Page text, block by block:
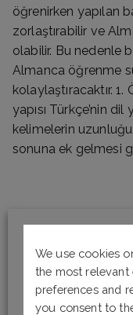
öğrenirken yapılan
zorlaştırabilir ve
olabilir. Bu nedenle
Almanca öğrenme
kolaylaştıracaktır.
yapısı Türkçe’nin dil
kelimelerin
sonuna ek gelmesi
Son Yazılar
We use cookies
the most relevant
preferences and
you consent to